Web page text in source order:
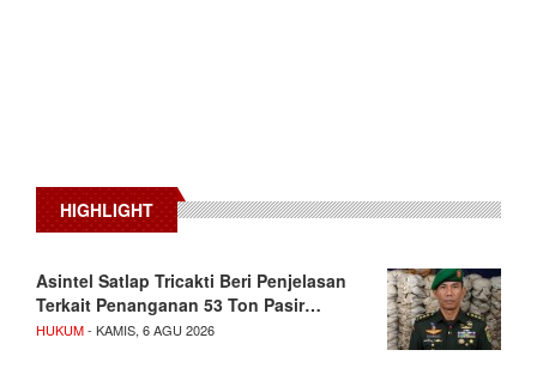
HIGHLIGHT
Asintel Satlap Tricakti Beri Penjelasan
Terkait Penanganan 53 Ton Pasir…
HUKUM- KAMIS, 6 AGU 2026